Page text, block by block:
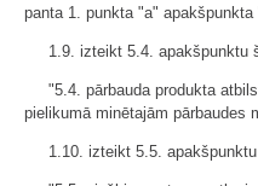
panta 1. punkta "a"
1.9. izteikt 5.4. apakšpunktu
"5.4. pārbauda produkta
pielikumā minētajām pārbaudes
1.10. izteikt 5.5.